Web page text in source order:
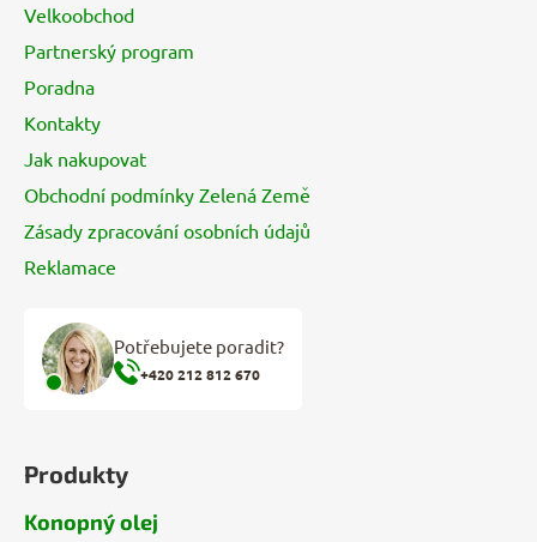
Velkoobchod
Partnerský program
Poradna
Kontakty
Jak nakupovat
Obchodní podmínky Zelená Země
Zásady zpracování osobních údajů
Reklamace
Potřebujete poradit?
+420 212 812 670
Produkty
Konopný olej